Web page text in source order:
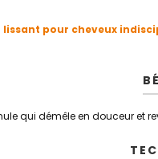
pour cheveux
qui démêle en douceur et